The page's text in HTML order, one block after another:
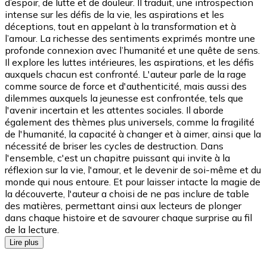
intense sur les défis de la vie, les aspirations et les
déceptions, tout en appelant à la transformation et à
l’amour. La richesse des sentiments exprimés montre une
profonde connexion avec l’humanité et une quête de sens.
Il explore les luttes intérieures, les aspirations, et les défis
auxquels chacun est confronté. L'auteur parle de la rage
comme source de force et d'authenticité, mais aussi des
dilemmes auxquels la jeunesse est confrontée, tels que
l'avenir incertain et les attentes sociales. Il aborde
également des thèmes plus universels, comme la fragilité
de l'humanité, la capacité à changer et à aimer, ainsi que la
nécessité de briser les cycles de destruction. Dans
l'ensemble, c'est un chapitre puissant qui invite à la
réflexion sur la vie, l'amour, et le devenir de soi-même et du
monde qui nous entoure. Et pour laisser intacte la magie de
la découverte, l'auteur a choisi de ne pas inclure de table
des matières, permettant ainsi aux lecteurs de plonger
dans chaque histoire et de savourer chaque surprise au fil
de la lecture.
Lire plus